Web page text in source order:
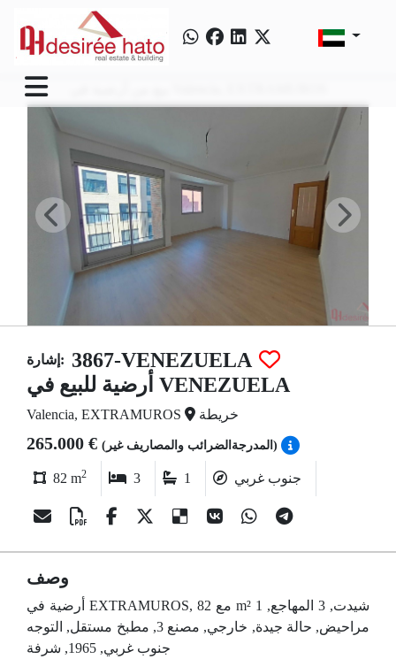
إشارة: 3867-VENEZUELA
أرضية للبيع في VENEZUELA
Valencia, EXTRAMUROS خريطة
265.000 € (المدرجةالضرائب والمصاريف غير)
82 m2 3 1 جنوب غربي
وصف
أرضية في EXTRAMUROS, مع 82 m² شيدت, 3 المهاجع, 1
مراحيض, حالة جيدة, خارجي, مصنع 3, مطبخ مستقل, التوجه
جنوب غربي, 1965, شرفة